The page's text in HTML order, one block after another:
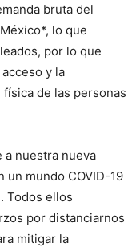
bruta del
lo que
por lo que
y la
de las personas
a nuestra nueva
un mundo COVID-19
Todos ellos
por distanciarnos
mitigar la